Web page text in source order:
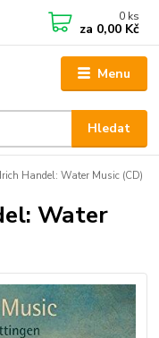
Menu
Hledat
0 ks
za 0,00 Kč
Handel: Water Music (CD)
Water